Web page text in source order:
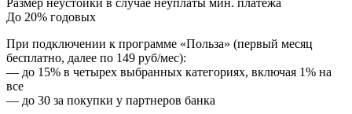
До 20% годовых
При подключении к программе «Польза» (первый месяц
бесплатно, далее по 149 руб/мес):
— до 15% в четырех выбранных категориях, включая 1% на
все
— до 30 за покупки у партнеров банка